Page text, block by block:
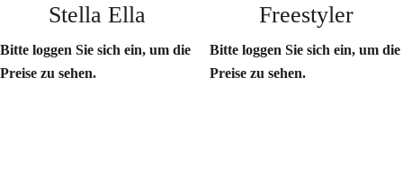
Stella Ella
Bitte loggen Sie sich ein, um die
Preise zu sehen.
Freestyler
Bitte loggen Sie sich ein, um die
Preise zu sehen.